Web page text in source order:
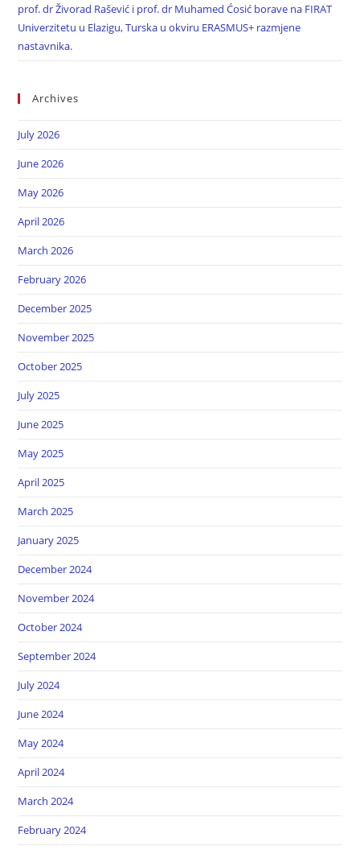
prof. dr Živorad Rašević i prof. dr Muhamed Ćosić borave na FIRAT
Univerzitetu u Elazigu, Turska u okviru ERASMUS+ razmjene
nastavnika.
Archives
July 2026
June 2026
May 2026
April 2026
March 2026
February 2026
December 2025
November 2025
October 2025
July 2025
June 2025
May 2025
April 2025
March 2025
January 2025
December 2024
November 2024
October 2024
September 2024
July 2024
June 2024
May 2024
April 2024
March 2024
February 2024